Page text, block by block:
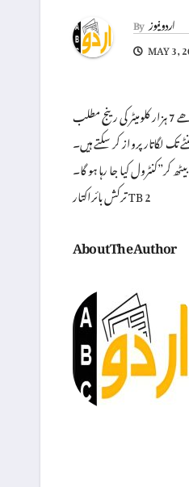
Byاردو نیوز
MAY 3,
کیا جا رہا ہو گا۔
ترکش بائراکتار TB 2
About The Author